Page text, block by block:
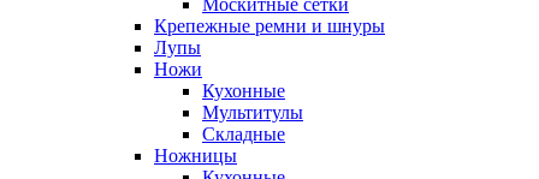
Москитные сетки
Крепежные ремни и шнуры
Лупы
Ножи
Кухонные
Мультитулы
Складные
Ножницы